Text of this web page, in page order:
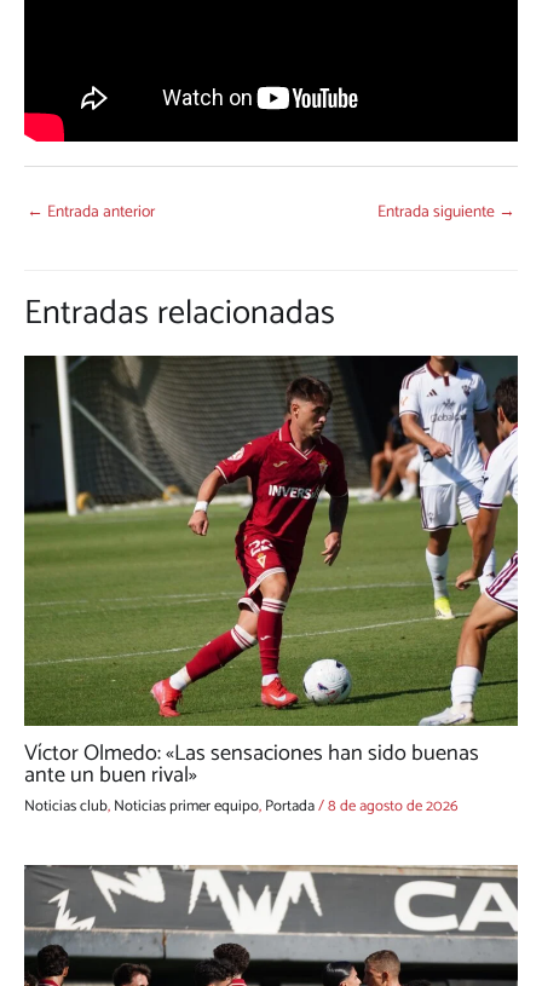
← Entrada anterior Entrada siguiente →
Entradas relacionadas
Víctor Olmedo: «Las sensaciones han sido buenas
ante un buen rival»
Noticias club,Noticias primer equipo,Portada/8 de agosto de 2026